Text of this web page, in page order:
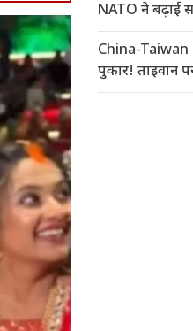
NATO ने बढ़ाई
China-Taiwan
पुकार! ताइवान